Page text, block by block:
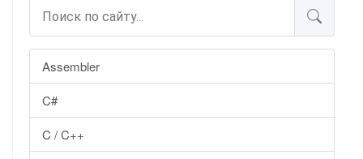
Assembler
C#
C / C++